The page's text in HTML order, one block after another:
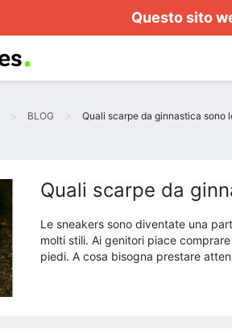
Questo sito
BLOG Quali scarpe da ginnastica sono
Quali scarpe da
Le sneakers sono diventate una
molti stili. Ai genitori piace
piedi. A cosa bisogna prestare